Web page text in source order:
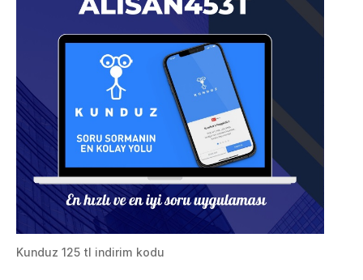
Kunduz 125 tl indirim kodu